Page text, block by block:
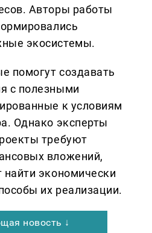
Авторы работы
экосистемы.
помогут создавать
с полезными
к условиям
Однако эксперты
требуют
вложений,
найти экономически
их реализации.
новость ↓